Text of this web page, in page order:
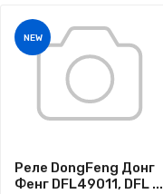
NEW
Реле DongFeng Донг
Фенг DFL49011, DFL ...